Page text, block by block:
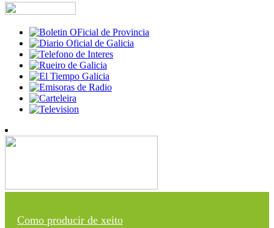
Como producir de xeito